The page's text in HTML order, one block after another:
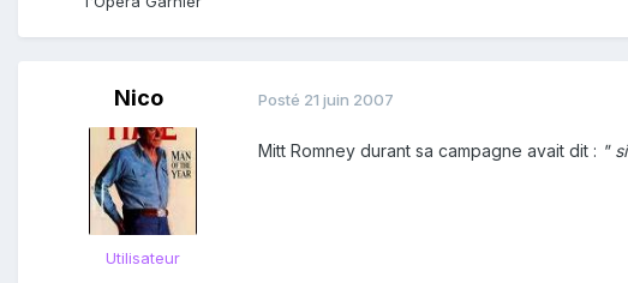
Nico
Utilisateur
Posté 21 juin 2007
Mitt Romney durant sa campagne avait dit : "